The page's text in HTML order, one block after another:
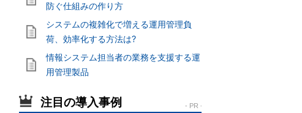
防ぐ仕組みの作り方
システムの複雑化で増える運用管理負
荷、効率化する方法は?
情報システム担当者の業務を支援する運
用管理製品